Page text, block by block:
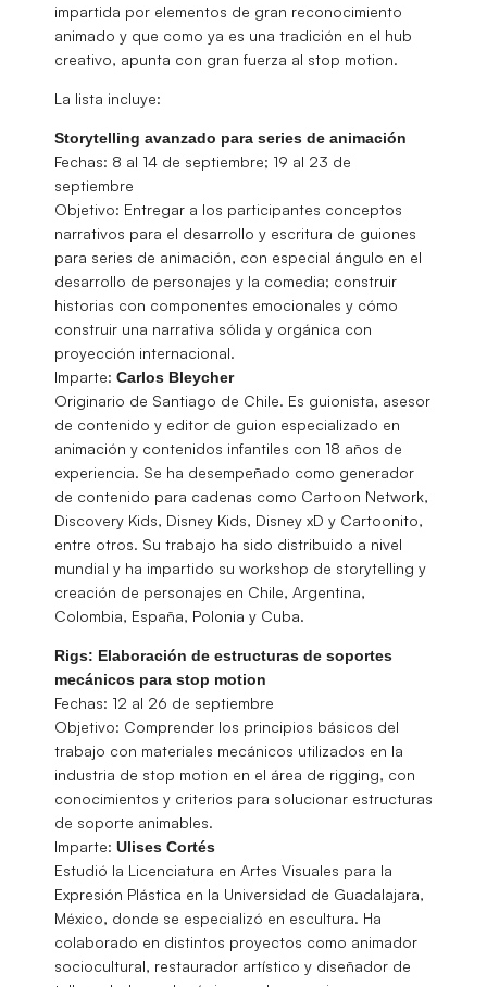
impartida por elementos de gran reconocimiento
animado y que como ya es una tradición en el hub
creativo, apunta con gran fuerza al stop motion.
La lista incluye:
Storytelling avanzado para series de animación
Fechas: 8 al 14 de septiembre; 19 al 23 de
septiembre
Objetivo: Entregar a los participantes conceptos
narrativos para el desarrollo y escritura de guiones
para series de animación, con especial ángulo en el
desarrollo de personajes y la comedia; construir
historias con componentes emocionales y cómo
construir una narrativa sólida y orgánica con
proyección internacional.
Imparte: Carlos Bleycher
Originario de Santiago de Chile. Es guionista, asesor
de contenido y editor de guion especializado en
animación y contenidos infantiles con 18 años de
experiencia. Se ha desempeñado como generador
de contenido para cadenas como Cartoon Network,
Discovery Kids, Disney Kids, Disney xD y Cartoonito,
entre otros. Su trabajo ha sido distribuido a nivel
mundial y ha impartido su workshop de storytelling y
creación de personajes en Chile, Argentina,
Colombia, España, Polonia y Cuba.
Rigs: Elaboración de estructuras de soportes
mecánicos para stop motion
Fechas: 12 al 26 de septiembre
Objetivo: Comprender los principios básicos del
trabajo con materiales mecánicos utilizados en la
industria de stop motion en el área de rigging, con
conocimientos y criterios para solucionar estructuras
de soporte animables.
Imparte: Ulises Cortés
Estudió la Licenciatura en Artes Visuales para la
Expresión Plástica en la Universidad de Guadalajara,
México, donde se especializó en escultura. Ha
colaborado en distintos proyectos como animador
sociocultural, restaurador artístico y diseñador de